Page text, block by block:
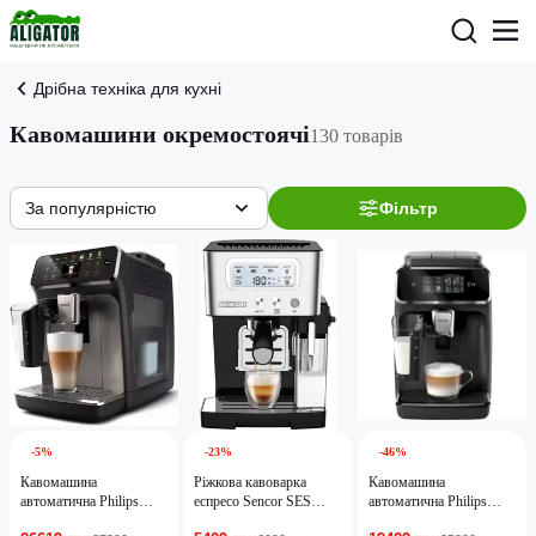
Дрібна техніка для кухні
Кавомашини окремостоячі130 товарів
Фільтр
За популярністю
-5%
Кавомашина
автоматична Philips
-23%
Ріжкова кавоварка
еспресо Sencor SES
-46%
Кавомашина
автоматична Philips